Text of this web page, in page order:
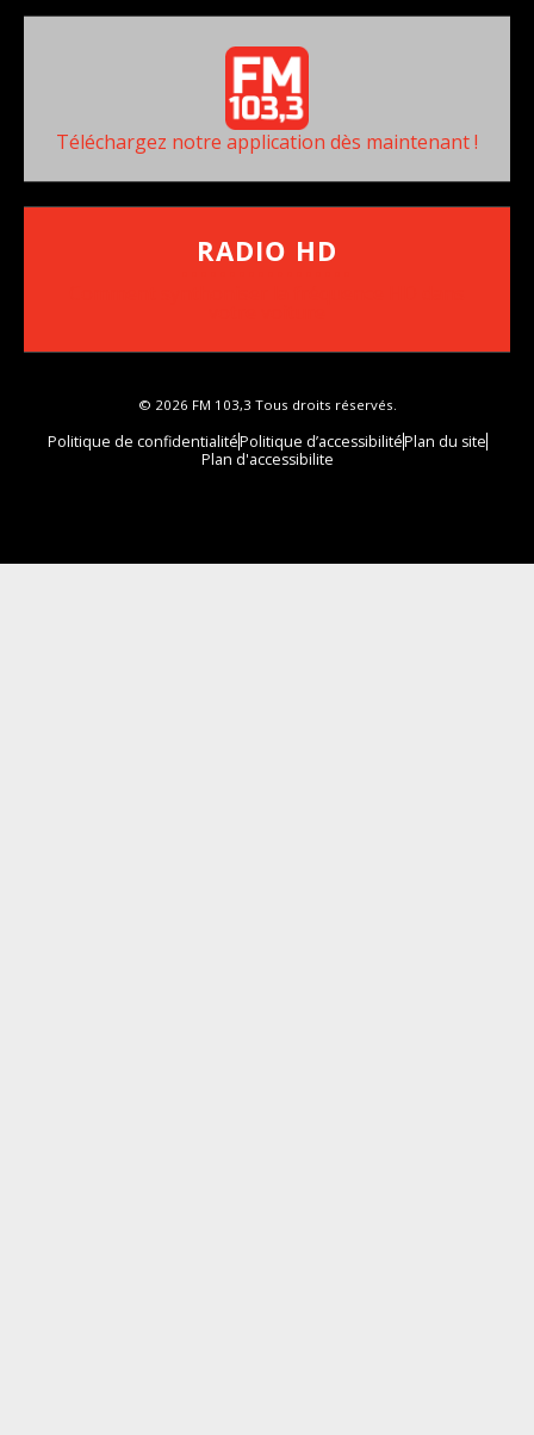
Téléchargez notre application dès maintenant !
RADIO HD
© 2026 FM 103,3 Tous droits réservés.
Politique de confidentialitéPolitique d’accessibilitéPlan du site
Plan d'accessibilite